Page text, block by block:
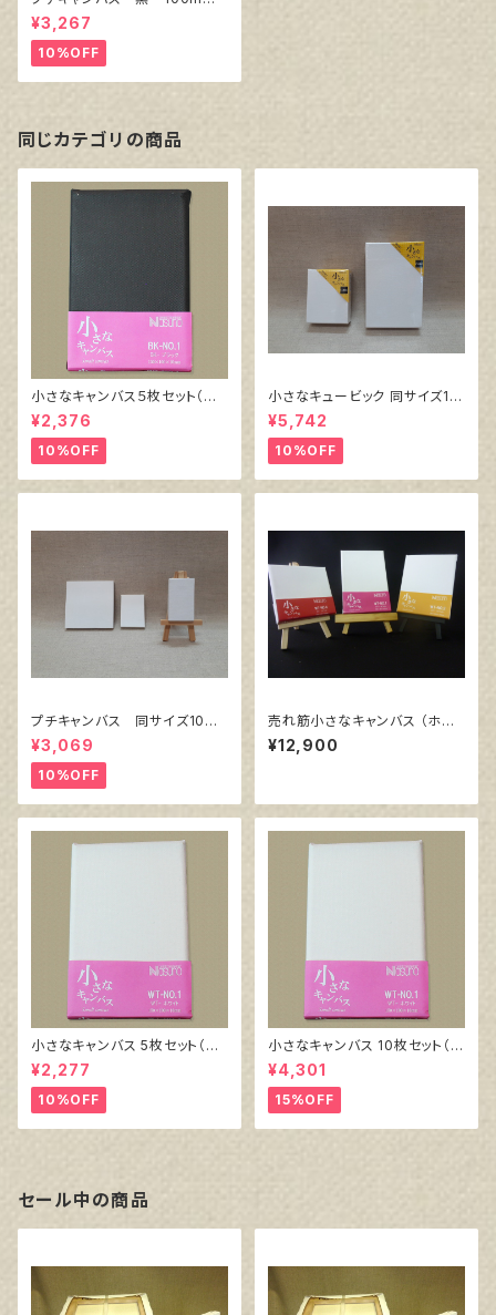
100mm 10枚セット
¥3,267
10%OFF
同じカテゴリの商品
小さなキャンバス５枚セット（ブ
ラック塗りキャンバス張り）
¥2,376
10%OFF
小さなキュービック 同サイズ10
個組
¥5,742
10%OFF
プチキャンバス 同サイズ10枚
セット
¥3,069
10%OFF
売れ筋小さなキャンバス （ホワ
イト塗りキャンバス張り）各10枚
３点セット
¥12,900
小さなキャンバス 5枚セット（ホ
ワイト塗りキャンバス張り）
¥2,277
10%OFF
小さなキャンバス 10枚セット（ホ
ワイト塗りキャンバス張り）
¥4,301
15%OFF
セール中の商品